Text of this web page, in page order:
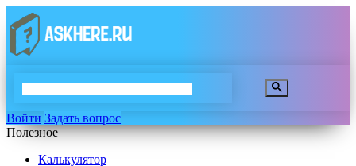
Войти Задать вопрос
Полезное
Калькулятор